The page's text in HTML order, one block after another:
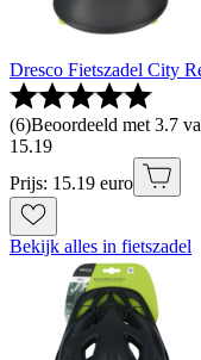
Dresco Fietszadel City
(6)Beoordeeld met 3.7
15.19
Prijs: 15.19 euro
Bekijk alles in fietszadel